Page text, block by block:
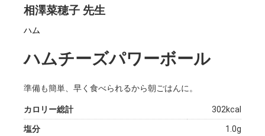
相澤菜穂子 先生
ハム
ハムチーズパワーボール
準備も簡単、早く食べられるから朝ごはんに。
カロリー総計 302kcal
塩分 1.0g